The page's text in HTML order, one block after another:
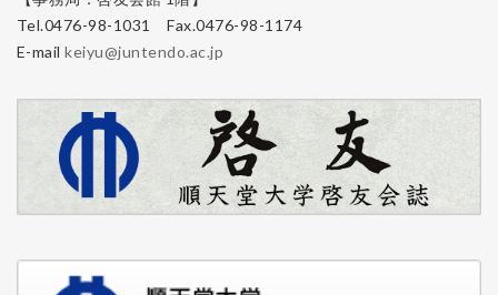
Tel.0476-98-1031 Fax.0476-98-1174
E-mailkeiyu@juntendo.ac.jp